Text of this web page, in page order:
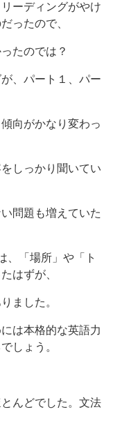
ーディングがやけ
ったので、
たのでは？
、パート１、パー
向がかなり変わっ
しっかり聞いてい
問題も増えていた
、「場所」や「ト
はずが、
ました。
は本格的な英語力
しょう。
んどでした。文法